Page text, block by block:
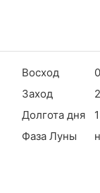
Восход
Заход
Долгота дня
Фаза Луны